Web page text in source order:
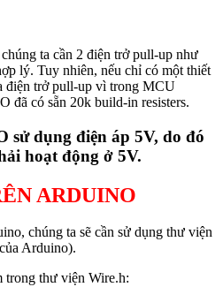
ta cần 2 điện trở pull-up như
lý. Tuy nhiên, nếu chỉ có một thiết
điện trở pull-up vì trong MCU
đã có sẵn 20k build-in resisters.
sử dụng điện áp 5V, do đó
hoạt động ở 5V.
ARDUINO
chúng ta sẽ cần sử dụng thư viện
Arduino).
trong thư viện Wire.h: